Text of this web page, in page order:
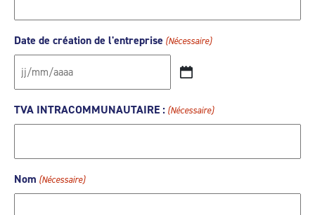
Date de création de l'entreprise (Nécessaire)
JJ
MM
TVA INTRACOMMUNAUTAIRE : (Nécessaire)
Nom (Nécessaire)